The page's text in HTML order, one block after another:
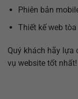
Phiên bản
Thiết kế web
Quý khách hãy lựa
vụ website tốt nhất!